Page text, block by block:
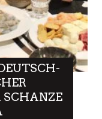
SCHANZE